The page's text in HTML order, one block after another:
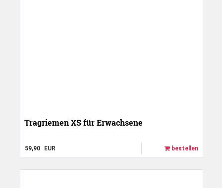
Tragriemen XS für Erwachsene
59,90 EUR bestellen